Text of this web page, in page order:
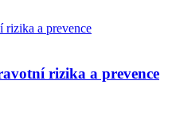
rizika a prevence